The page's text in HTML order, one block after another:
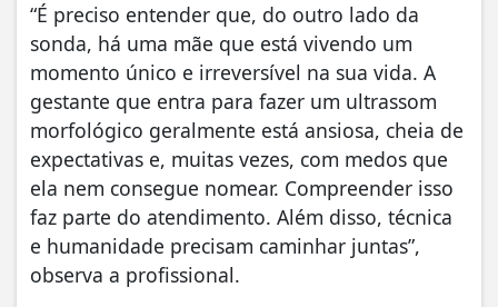
“É preciso entender que, do outro lado da
sonda, há uma mãe que está vivendo um
momento único e irreversível na sua vida. A
gestante que entra para fazer um ultrassom
morfológico geralmente está ansiosa, cheia de
expectativas e, muitas vezes, com medos que
ela nem consegue nomear. Compreender isso
faz parte do atendimento. Além disso, técnica
e humanidade precisam caminhar juntas”,
observa a profissional.